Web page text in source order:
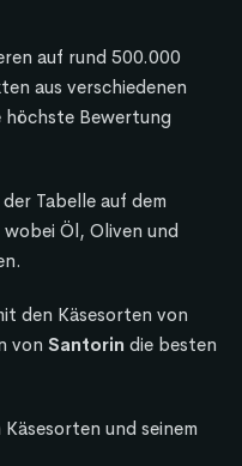
auf rund 500.000
aus verschiedenen
höchste Bewertung
Tabelle auf dem
Öl, Oliven und
den Käsesorten von
von Santorin die besten
Käsesorten und seinem